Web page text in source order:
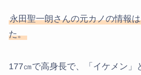
永田聖一朗さんの元カノの情報
た。
177㎝で高身長で、「イケメン」